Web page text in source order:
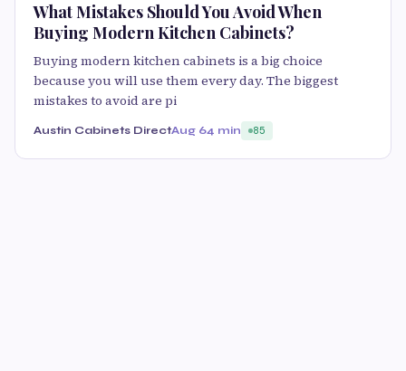
What Mistakes Should You Avoid When
Buying Modern Kitchen Cabinets?
Buying modern kitchen cabinets is a big choice
because you will use them every day. The biggest
mistakes to avoid are pi
Austin Cabinets DirectAug 64 min 85